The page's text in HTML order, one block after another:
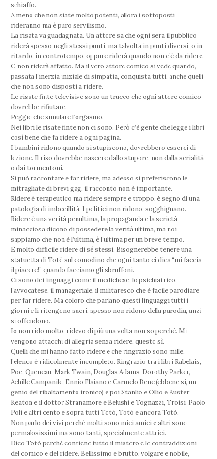
schiaffo.
A meno che non siate molto potenti, allora i sottoposti
rideranno ma è puro servilismo.
La risata va guadagnata. Un attore sa che ogni sera il pubblico
riderà spesso negli stessi punti, ma talvolta in punti diversi, o in
ritardo, in controtempo, oppure riderà quando non c’è da ridere.
O non riderà affatto. Ma il vero attore comico si vede quando,
passata l’inerzia iniziale di simpatia, conquista tutti, anche quelli
che non sono disposti a ridere.
Le risate finte televisive sono un trucco che ogni attore comico
dovrebbe rifiutare.
Peggio che simulare l’orgasmo.
Nei libri le risate finte non ci sono. Però c’è gente che legge i libri
così bene che fa ridere a ogni pagina.
I bambini ridono quando si stupiscono, dovrebbero esserci di
lezione. Il riso dovrebbe nascere dallo stupore, non dalla serialità
o dai tormentoni.
Si può raccontare e far ridere, ma adesso si preferiscono le
mitragliate di brevi gag, il racconto non è importante.
Ridere è terapeutico ma ridere sempre e troppo, è segno di una
patologia di imbecillità. I politici non ridono, sogghignano.
Ridere è una verità penultima, la propaganda e la serietà
minacciosa dicono di possedere la verità ultima, ma noi
sappiamo che non è l’ultima, è l’ultima per un breve tempo.
È molto difficile ridere di sé stessi. Bisognerebbe tenere una
statuetta di Totò sul comodino che ogni tanto ci dica “mi faccia
il piacere!” quando facciamo gli sbruffoni.
Ci sono dei linguaggi come il medichese, lo psichiatrico,
l’avvocatese, il manageriale, il militaresco che è facile parodiare
per far ridere. Ma coloro che parlano questi linguaggi tutti i
giorni e li ritengono sacri, spesso non ridono della parodia, anzi
si offendono.
Io non rido molto, ridevo di più una volta non so perché. Mi
vengono attacchi di allegria senza ridere, questo sì.
Quelli che mi hanno fatto ridere e che ringrazio sono mille,
l’elenco è ridicolmente incompleto. Ringrazio tra i libri Rabelais,
Poe, Queneau, Mark Twain, Douglas Adams, Dorothy Parker,
Achille Campanile, Ennio Flaiano e Carmelo Bene (ebbene sì, un
genio del ribaltamento ironico) e poi Stanlio e Ollio e Buster
Keaton e il dottor Stranamore e Belushi e Tognazzi, Troisi, Paolo
Poli e altri cento e sopra tutti Totò, Totò e ancora Totò.
Non parlo dei vivi perché molti sono miei amici e altri sono
permalosissimi ma sono tanti, specialmente attrici.
Dico Totò perché contiene tutto il mistero e le contraddizioni
del comico e del ridere. Bellissimo e brutto, volgare e nobile,